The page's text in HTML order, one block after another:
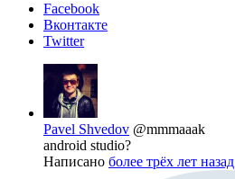
Facebook
Вконтакте
Twitter
Pavel Shvedov @mmmaaak
android studio?
Написано более трёх лет назад